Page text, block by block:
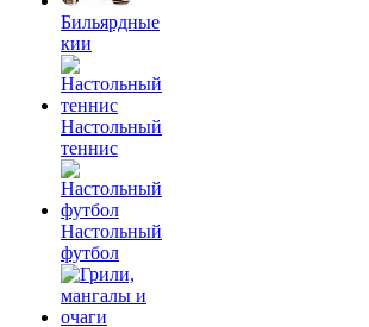
Бильярдные
кии
Настольный
теннис
Настольный
футбол